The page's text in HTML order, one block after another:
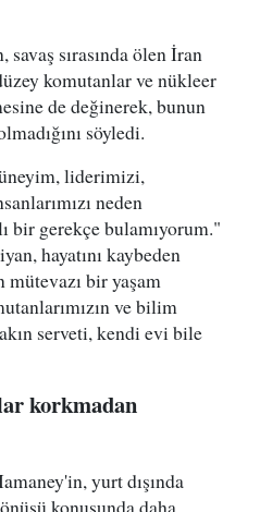
sırasında ölen İran
komutanlar ve nükleer
de değinerek, bunun
söyledi.
liderimizi,
neden
bir gerekçe bulamıyorum."
hayatını kaybeden
bir yaşam
ve bilim
serveti, kendi evi bile
korkmadan
yurt dışında
konusunda daha